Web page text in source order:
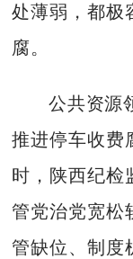
处薄弱，都极
腐。
公共资源
推进停车收费
时，陕西纪检
管党治党宽松
管缺位、制度